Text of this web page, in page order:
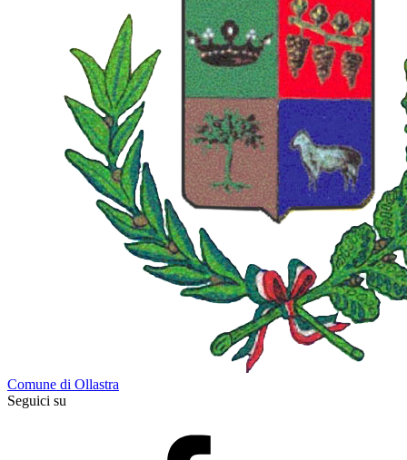
Comune di Ollastra
Seguici su